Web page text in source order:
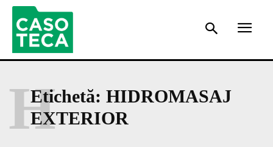
Etichetă: HIDROMASAJ
EXTERIOR
H